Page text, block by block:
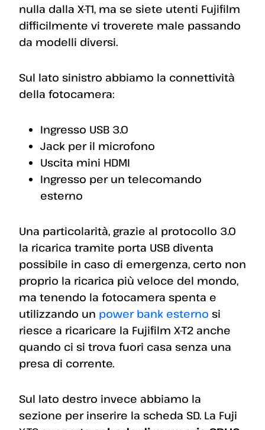
nulla dalla X-T1, ma se siete utenti Fujifilm
difficilmente vi troverete male passando
da modelli diversi.
Sul lato sinistro abbiamo la connettività
della fotocamera:
Ingresso USB 3.0
Jack per il microfono
Uscita mini HDMI
Ingresso per un telecomando
esterno
Una particolarità, grazie al protocollo 3.0
la ricarica tramite porta USB diventa
possibile in caso di emergenza, certo non
proprio la ricarica più veloce del mondo,
ma tenendo la fotocamera spenta e
utilizzando un power bank esterno si
riesce a ricaricare la Fujifilm X-T2 anche
quando ci si trova fuori casa senza una
presa di corrente.
Sul lato destro invece abbiamo la
sezione per inserire la scheda SD. La Fuji